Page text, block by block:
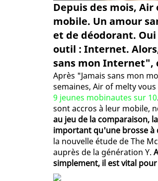
Depuis des mois,
mobile. Un amour
et de déodorant.
outil : Internet.
sans mon Internet",
Après "Jamais sans mon
semaines, Air of melty
9 jeunes mobinautes sur 10
sont accros à leur mobile,
au jeu de la comparaison,
important qu'une brosse à
la nouvelle étude de The
auprès de la génération Y.
simplement, il est vital